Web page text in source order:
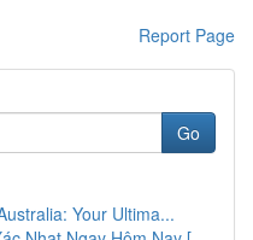
Report Page
Go
Your Ultima...